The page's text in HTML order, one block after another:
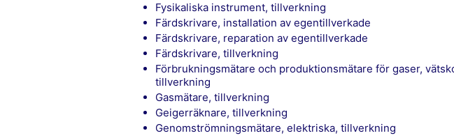
Fysikaliska instrument, tillverkning
Färdskrivare, installation av egentillverkade
Färdskrivare, reparation av egentillverkade
Färdskrivare, tillverkning
Förbrukningsmätare och produktionsmätare för gaser, vätskor eller elektricitet,
tillverkning
Gasmätare, tillverkning
Geigerräknare, tillverkning
Genomströmningsmätare, elektriska, tillverkning